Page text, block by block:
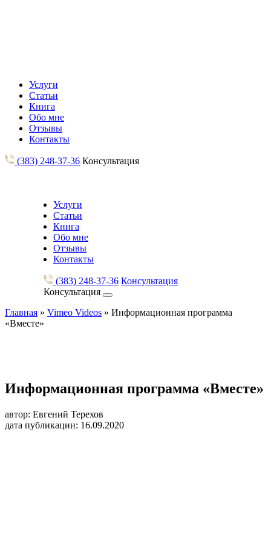
Услуги
Статьи
Книга
Обо мне
Отзывы
Контакты
(383) 248-37-36 Консультация
Услуги
Статьи
Книга
Обо мне
Отзывы
Контакты
(383) 248-37-36 Консультация
Консультация
Главная » Vimeo Videos » Информационная программа
«Вместе»
Информационная программа «Вместе»
автор: Евгений Терехов
дата публикации: 16.09.2020